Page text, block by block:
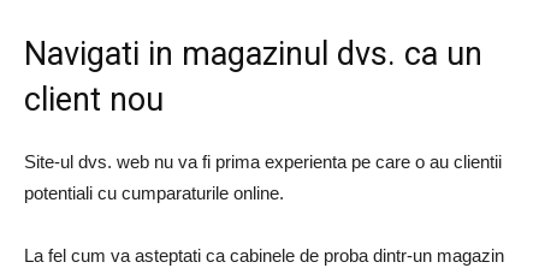
Navigati in magazinul dvs. ca un
client nou
Site-ul dvs. web nu va fi prima experienta pe care o au clientii
potentiali cu cumparaturile online.
La fel cum va asteptati ca cabinele de proba dintr-un magazin